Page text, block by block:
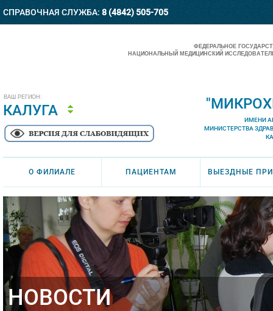
СПРАВОЧНАЯ СЛУЖБА: 8 (4842) 505-705
ВАШ РЕГИОН:
КАЛУГА
ФЕДЕРАЛЬНОЕ
НАЦИОНАЛЬНЫЙ МЕДИЦИНСКИЙ
ИМЕНИ
МИНИСТЕРСТВА
О ФИЛИАЛЕ ПАЦИЕНТАМ ВЫЕЗДНЫЕ
НОВОСТИ